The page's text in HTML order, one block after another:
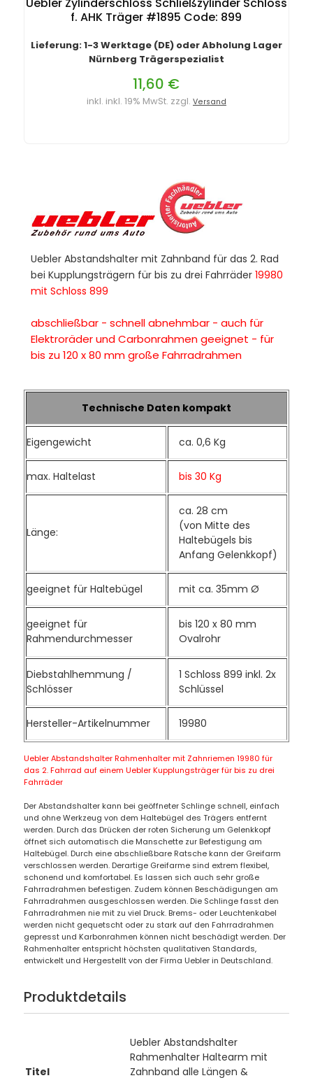
f. AHK Träger #1895 Code: 899
Lieferung: 1-3 Werktage (DE) oder Abholung Lager
Nürnberg Trägerspezialist
11,60 €
inkl. inkl. 19% MwSt. zzgl. Versand
Uebler Abstandshalter mit Zahnband für das 2. Rad
bei Kupplungsträgern für bis zu drei Fahrräder 19980
mit Schloss 899
abschließbar - schnell abnehmbar - auch für
Elektroräder und Carbonrahmen geeignet - für
bis zu 120 x 80 mm große Fahrradrahmen
Technische Daten kompakt
Eigengewicht ca. 0,6 Kg
max. Haltelast bis 30 Kg
Länge:
ca. 28 cm
(von Mitte des
Haltebügels bis
Anfang Gelenkkopf)
geeignet für Haltebügel mit ca. 35mm Ø
geeignet für
Rahmendurchmesser
bis 120 x 80 mm
Ovalrohr
Diebstahlhemmung /
Schlösser
1 Schloss 899 inkl. 2x
Schlüssel
Hersteller-Artikelnummer 19980
Uebler Abstandshalter Rahmenhalter mit Zahnriemen 19980 für
das 2. Fahrrad auf einem Uebler Kupplungsträger für bis zu drei
Fahrräder
Der Abstandshalter kann bei geöffneter Schlinge schnell, einfach
und ohne Werkzeug von dem Haltebügel des Trägers entfernt
werden. Durch das Drücken der roten Sicherung um Gelenkkopf
öffnet sich automatisch die Manschette zur Befestigung am
Haltebügel. Durch eine abschließbare Ratsche kann der Greifarm
verschlossen werden. Derartige Greifarme sind extrem flexibel,
schonend und komfortabel. Es lassen sich auch sehr große
Fahrradrahmen befestigen. Zudem können Beschädigungen am
Fahrradrahmen ausgeschlossen werden. Die Schlinge fasst den
Fahrradrahmen nie mit zu viel Druck. Brems- oder Leuchtenkabel
werden nicht gequetscht oder zu stark auf den Fahrradrahmen
gepresst und Karbonrahmen können nicht beschädigt werden. Der
Rahmenhalter entspricht höchsten qualitativen Standards,
entwickelt und Hergestellt von der Firma Uebler in Deutschland.
Produktdetails
Titel
Uebler Abstandshalter
Rahmenhalter Haltearm mit
Zahnband alle Längen &